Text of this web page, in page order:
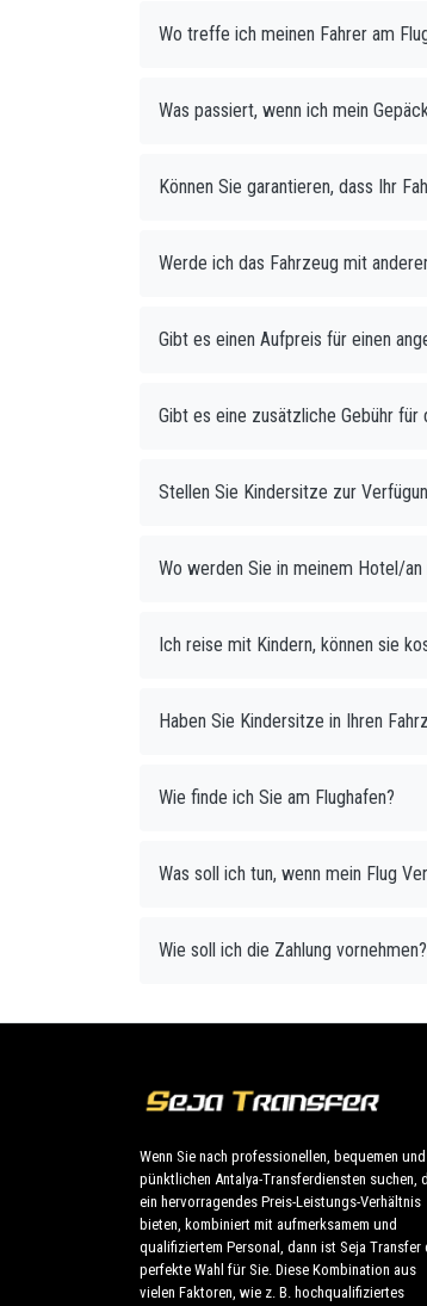
Wo treffe ich meinen Fahrer am
Was passiert, wenn ich mein
Können Sie garantieren, dass Ihr
Werde ich das Fahrzeug mit
Gibt es einen Aufpreis für einen
Gibt es eine zusätzliche Gebühr
Stellen Sie Kindersitze zur
Wo werden Sie in meinem Hotel/
Ich reise mit Kindern, können sie
Haben Sie Kindersitze in Ihren
Wie finde ich Sie am Flughafen?
Was soll ich tun, wenn mein Flug
Wie soll ich die Zahlung vornehmen?
Wenn Sie nach professionellen, bequemen und
pünktlichen Antalya-Transferdiensten suchen,
ein hervorragendes Preis-Leistungs-Verhältnis
bieten, kombiniert mit aufmerksamem und
qualifiziertem Personal, dann ist Seja Transfer
perfekte Wahl für Sie. Diese Kombination aus
vielen Faktoren, wie z. B. hochqualifiziertes